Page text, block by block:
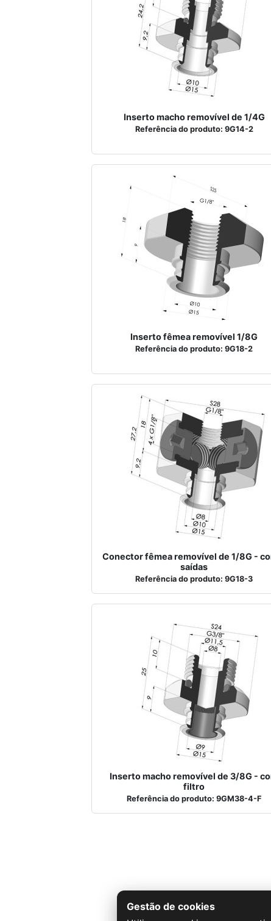
Inserto macho removível de 1/4G
Referência do produto: 9G14-2
Inserto fêmea removível 1/8G
Referência do produto: 9G18-2
Conector fêmea removível de 1/8G -
saídas
Referência do produto: 9G18-3
Inserto macho removível de 3/8G -
filtro
Referência do produto: 9GM38-4-F
Gestão de cookies